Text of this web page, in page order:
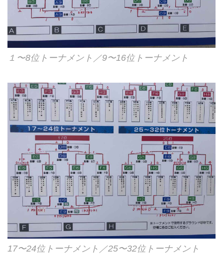
１〜8位トーナメント／9〜16位トーナメント
17〜24位トーナメント／25〜32位トーナメント